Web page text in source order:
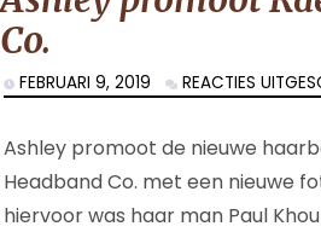
Co.
FEBRUARI 9, 2019 REACTIES
Ashley promoot de nieuwe
Headband Co. met een nieuwe
hiervoor was haar man Paul